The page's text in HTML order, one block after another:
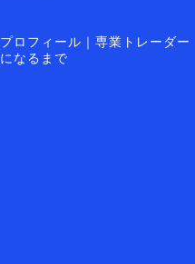
プロフィール｜専業トレーダー
になるまで